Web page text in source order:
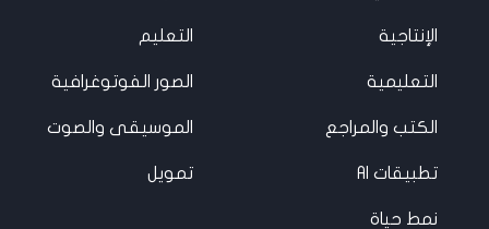
الإنتاجية التعليم
التعليمية الصور الفوتوغرافية
الكتب والمراجع الموسيقى والصوت
تطبيقات AI تمويل
نمط حياة